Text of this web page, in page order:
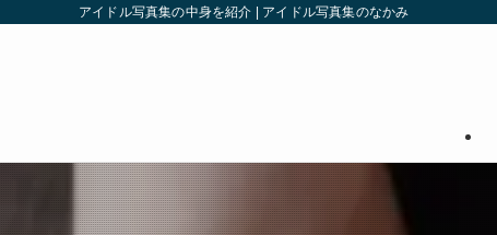
アイドル写真集の中身を紹介 | アイドル写真集のなかみ